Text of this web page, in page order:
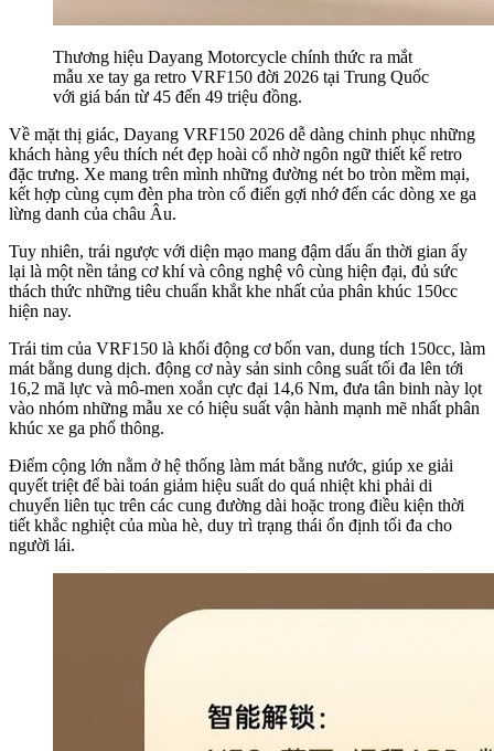
Thương hiệu Dayang Motorcycle chính thức ra mắt
mẫu xe tay ga retro VRF150 đời 2026 tại Trung Quốc
với giá bán từ 45 đến 49 triệu đồng.
Về mặt thị giác, Dayang VRF150 2026 dễ dàng chinh phục những
khách hàng yêu thích nét đẹp hoài cổ nhờ ngôn ngữ thiết kế retro
đặc trưng. Xe mang trên mình những đường nét bo tròn mềm mại,
kết hợp cùng cụm đèn pha tròn cổ điển gợi nhớ đến các dòng xe ga
lừng danh của châu Âu.
Tuy nhiên, trái ngược với diện mạo mang đậm dấu ấn thời gian ấy
lại là một nền tảng cơ khí và công nghệ vô cùng hiện đại, đủ sức
thách thức những tiêu chuẩn khắt khe nhất của phân khúc 150cc
hiện nay.
Trái tim của VRF150 là khối động cơ bốn van, dung tích 150cc, làm
mát bằng dung dịch. động cơ này sản sinh công suất tối đa lên tới
16,2 mã lực và mô-men xoắn cực đại 14,6 Nm, đưa tân binh này lọt
vào nhóm những mẫu xe có hiệu suất vận hành mạnh mẽ nhất phân
khúc xe ga phổ thông.
Điểm cộng lớn nằm ở hệ thống làm mát bằng nước, giúp xe giải
quyết triệt để bài toán giảm hiệu suất do quá nhiệt khi phải di
chuyển liên tục trên các cung đường dài hoặc trong điều kiện thời
tiết khắc nghiệt của mùa hè, duy trì trạng thái ổn định tối đa cho
người lái.